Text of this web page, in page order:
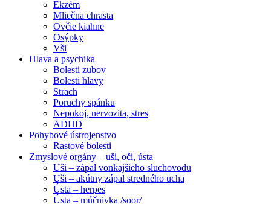
Ekzém
Mliečna chrasta
Ovčie kiahne
Osýpky
Vši
Hlava a psychika
Bolesti zubov
Bolesti hlavy
Strach
Poruchy spánku
Nepokoj, nervozita, stres
ADHD
Pohybové ústrojenstvo
Rastové bolesti
Zmyslové orgány – uši, oči, ústa
Uši – zápal vonkajšieho sluchovodu
Uši – akútny zápal stredného ucha
Ústa – herpes
Ústa – múčnivka /soor/